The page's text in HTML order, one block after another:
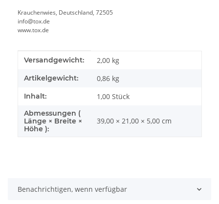
Krauchenwies, Deutschland, 72505
info@tox.de
www.tox.de
Produkteigenschaft
Wert
Versandgewicht: 2,00 kg
Artikelgewicht: 0,86 kg
Inhalt: 1,00 Stück
Abmessungen (
Länge × Breite ×
Höhe ):
39,00 × 21,00 × 5,00 cm
Benachrichtigen, wenn verfügbar